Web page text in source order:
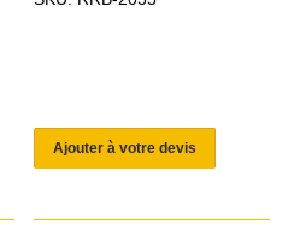
Ajouter à votre devis